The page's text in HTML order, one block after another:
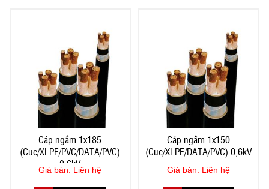
Cáp ngầm 1x185
(Cuc/XLPE/PVC/DATA/PVC)
0,6kV
Giá bán: Liên hệ
Cáp ngầm 1x150
(Cuc/XLPE/DATA/PVC) 0,6kV
Giá bán: Liên hệ